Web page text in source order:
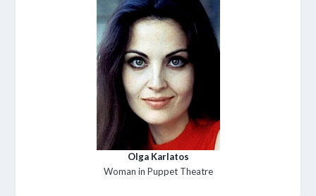
Olga Karlatos
Woman in Puppet Theatre